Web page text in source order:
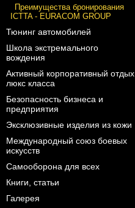
Преимущества бронирования
ICTTA - EURACOM GROUP
Тюнинг автомобилей
Школа экстремального
вождения
Активный корпоративный отдых
люкс класса
Безопасность бизнеса и
предприятия
Эксклюзивные изделия из кожи
Международный союз боевых
искусств
Самооборона для всех
Книги, статьи
Галерея